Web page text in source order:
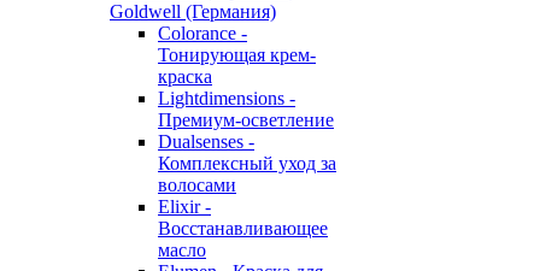
Goldwell (Германия)
Colorance -
Тонирующая крем-
краска
Lightdimensions -
Премиум-осветление
Dualsenses -
Комплексный уход за
волосами
Elixir -
Восстанавливающее
масло